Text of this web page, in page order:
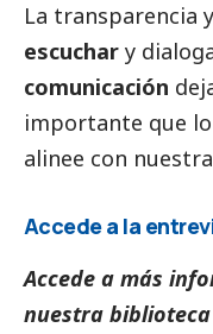
La transparencia
escuchar y
comunicación
importante que
alinee con
Accede a la
Accede a más
nuestra